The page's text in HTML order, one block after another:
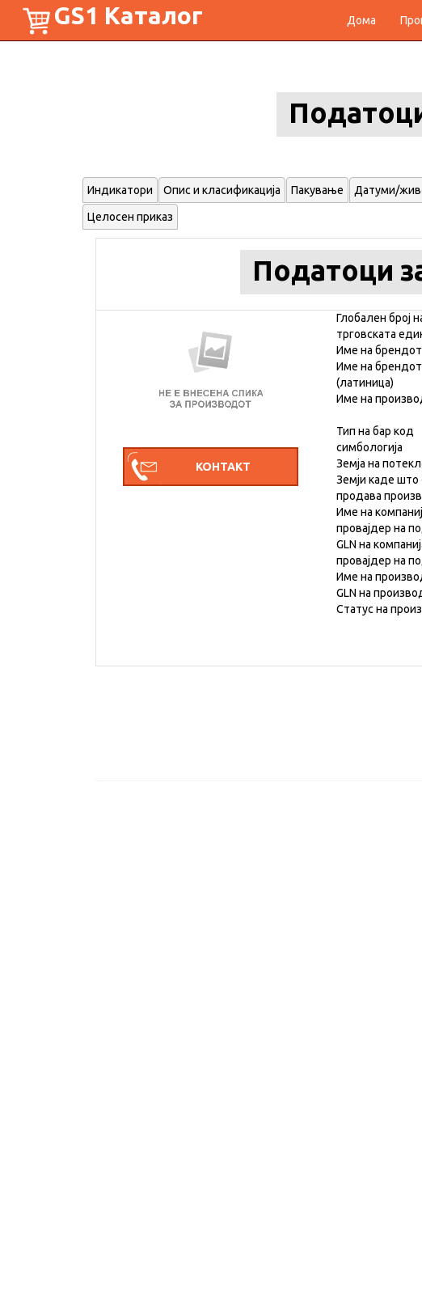
GS1 Каталог Дома
Индикатори Опис и класификација Пакување Датуми/
Целосен приказ
Податоци
Глобален број
трговската
Име на брендот
Име на брендот
(латиница)
Име на
Тип на бар код
симбологија
Земја на
Земји каде што
продава
Име на
провајдер на
GLN на
провајдер на
Име на
GLN на
Статус на